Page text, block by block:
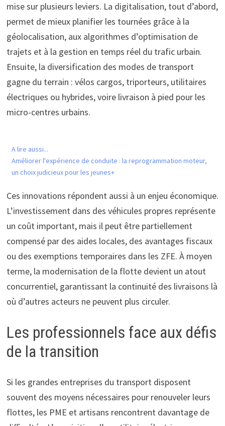
mise sur plusieurs leviers. La digitalisation, tout d’abord,
permet de mieux planifier les tournées grâce à la
géolocalisation, aux algorithmes d’optimisation de
trajets et à la gestion en temps réel du trafic urbain.
Ensuite, la diversification des modes de transport
gagne du terrain : vélos cargos, triporteurs, utilitaires
électriques ou hybrides, voire livraison à pied pour les
micro-centres urbains.
A lire aussi...
Améliorer l'expérience de conduite : la reprogrammation moteur,
un choix judicieux pour les jeunes+
Ces innovations répondent aussi à un enjeu économique.
L’investissement dans des véhicules propres représente
un coût important, mais il peut être partiellement
compensé par des aides locales, des avantages fiscaux
ou des exemptions temporaires dans les ZFE. À moyen
terme, la modernisation de la flotte devient un atout
concurrentiel, garantissant la continuité des livraisons là
où d’autres acteurs ne peuvent plus circuler.
Les professionnels face aux défis
de la transition
Si les grandes entreprises du transport disposent
souvent des moyens nécessaires pour renouveler leurs
flottes, les PME et artisans rencontrent davantage de